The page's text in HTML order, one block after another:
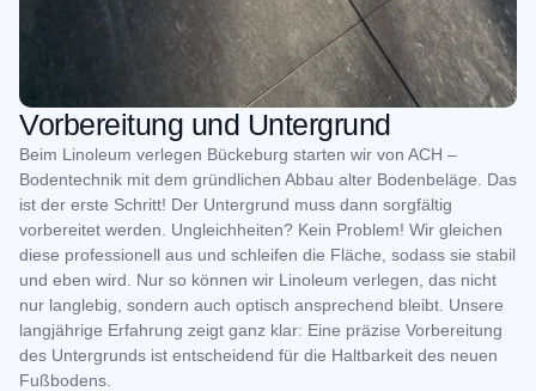
Vorbereitung und Untergrund
Beim Linoleum verlegen Bückeburg starten wir von ACH –
Bodentechnik mit dem gründlichen Abbau alter Bodenbeläge. Das
ist der erste Schritt! Der Untergrund muss dann sorgfältig
vorbereitet werden. Ungleichheiten? Kein Problem! Wir gleichen
diese professionell aus und schleifen die Fläche, sodass sie stabil
und eben wird. Nur so können wir Linoleum verlegen, das nicht
nur langlebig, sondern auch optisch ansprechend bleibt. Unsere
langjährige Erfahrung zeigt ganz klar: Eine präzise Vorbereitung
des Untergrunds ist entscheidend für die Haltbarkeit des neuen
Fußbodens.